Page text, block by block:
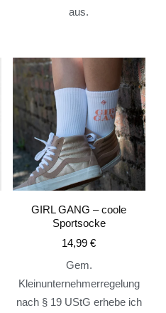
aus.
GIRL GANG – coole
Sportsocke
14,99€
Gem.
Kleinunternehmerregelung
nach § 19 UStG erhebe ich